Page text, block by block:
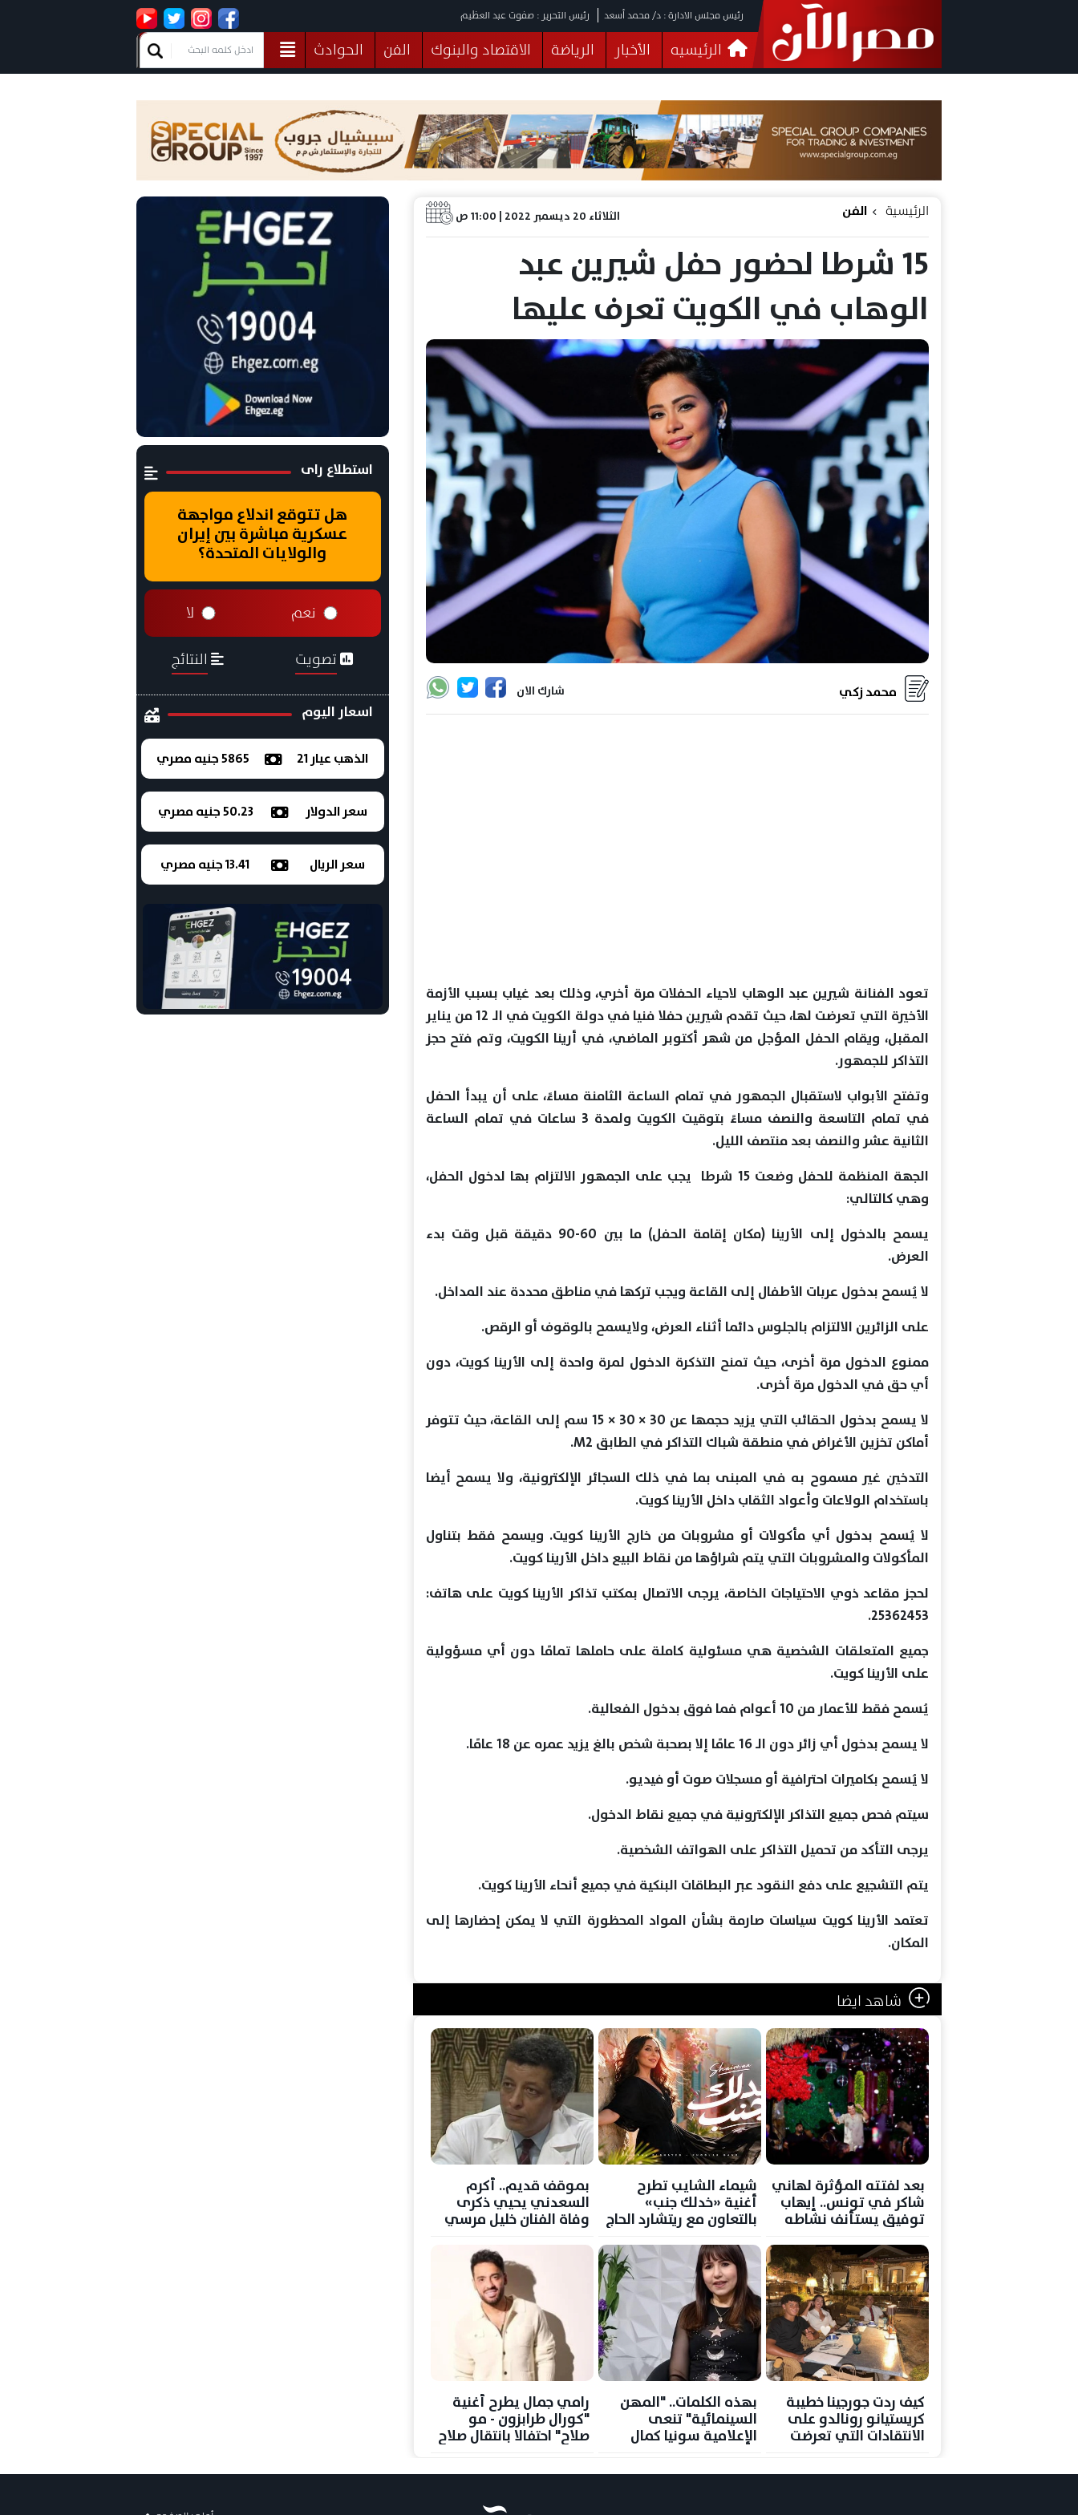
رئيس مجلس الادارة : د/ محمد أسعد رئيس التحرير : صفوت عبد العظيم
الرئيسيه الأخبار الرياضة الاقتصاد والبنوك الفن
الحوادث
فيديوهات
البرلمان صحة الثقافة خدمات منوعات
الثلاثاء 20 ديسمبر 2022 | 11:00 ص الرئيسية الفن
15 شرطا لحضور حفل شيرين عبد
الوهاب في الكويت تعرف عليها
شارك الان محمد زكي
تعود الفنانة شيرين عبد الوهاب لاحياء الحفلات مرة أخري، وذلك بعد غياب بسبب الأزمة
الأخيرة التي تعرضت لها، حيث تقدم شيرين حفلا فنيا في دولة الكويت في الـ 12 من يناير
المقبل، ويقام الحفل المؤجل من شهر أكتوبر الماضي، في أرينا الكويت، وتم فتح حجز
التذاكر للجمهور.
وتفتح الأبواب لاستقبال الجمهور في تمام الساعة الثامنة مساءً، على أن يبدأ الحفل
في تمام التاسعة والنصف مساءً بتوقيت الكويت ولمدة 3 ساعات في تمام الساعة
الثانية عشر والنصف بعد منتصف الليل.
الجهة المنظمة للحفل وضعت 15 شرطا يجب على الجمهور الالتزام بها لدخول الحفل،
وهي كالتالي:
يسمح بالدخول إلى الأرينا (مكان إقامة الحفل) ما بين 60-90 دقيقة قبل وقت بدء
العرض.
لا يُسمح بدخول عربات الأطفال إلى القاعة ويجب تركها في مناطق محددة عند المداخل.
على الزائرين الالتزام بالجلوس دائما أثناء العرض، ولايسمح بالوقوف أو الرقص.
ممنوع الدخول مرة أخرى، حيث تمنح التذكرة الدخول لمرة واحدة إلى الأرينا كويت، دون
أي حق في الدخول مرة أخرى.
لا يسمح بدخول الحقائب التي يزيد حجمها عن 30 × 30 × 15 سم إلى القاعة، حيث تتوفر
أماكن تخزين الأغراض في منطقة شباك التذاكر في الطابق M2.
التدخين غير مسموح به في المبنى بما في ذلك السجائر الإلكترونية، ولا يسمح أيضا
باستخدام الولاعات وأعواد الثقاب داخل الأرينا كويت.
لا يُسمح بدخول أي مأكولات أو مشروبات من خارج الأرينا كويت. ويسمح فقط بتناول
المأكولات والمشروبات التي يتم شراؤها من نقاط البيع داخل الأرينا كويت.
لحجز مقاعد ذوي الاحتياجات الخاصة، يرجى الاتصال بمكتب تذاكر الأرينا كويت على هاتف:
25362453.
جميع المتعلقات الشخصية هي مسئولية كاملة على حاملها تمامًا دون أي مسؤولية
على الأرينا كويت.
يُسمح فقط للأعمار من 10 أعوام فما فوق بدخول الفعالية.
لا يسمح بدخول أي زائر دون الـ 16 عامًا إلا بصحبة شخص بالغ يزيد عمره عن 18 عامًا.
لا يُسمح بكاميرات احترافية أو مسجلات صوت أو فيديو.
سيتم فحص جميع التذاكر الإلكترونية في جميع نقاط الدخول.
يرجى التأكد من تحميل التذاكر على الهواتف الشخصية.
يتم التشجيع على دفع النقود عبر البطاقات البنكية في جميع أنحاء الأرينا كويت.
تعتمد الأرينا كويت سياسات صارمة بشأن المواد المحظورة التي لا يمكن إحضارها إلى
المكان.
شاهد ايضا
بعد لفتته المؤثرة لهاني
شاكر في تونس.. إيهاب
توفيق يستأنف نشاطه
والساحل الشمالي
شيماء الشايب تطرح
أغنية «خدلك جنب»
بالتعاون مع ريتشارد الحاج
بموقف قديم.. أكرم
السعدني يحيي ذكرى
وفاة الفنان خليل مرسي
كيف ردت جورجينا خطيبة
كريستيانو رونالدو على
الانتقادات التي تعرضت
بهذه الكلمات.. "المهن
السينمائية" تنعى
الإعلامية سونيا كمال
رامي جمال يطرح أغنية
"كورال طرابزون - مو
صلاح" احتفالا بانتقال صلاح
استطلاع راى
هل تتوقع اندلاع مواجهة
عسكرية مباشرة بين إيران
والولايات المتحدة؟
نعم لا
تصويت النتائج
اسعار اليوم
الذهب عيار 21 5865 جنيه مصري
سعر الدولار 50.23 جنيه مصري
سعر الريال 13.41 جنيه مصري